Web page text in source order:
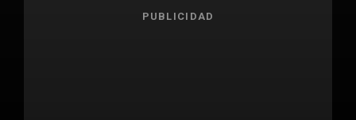
PUBLICIDAD